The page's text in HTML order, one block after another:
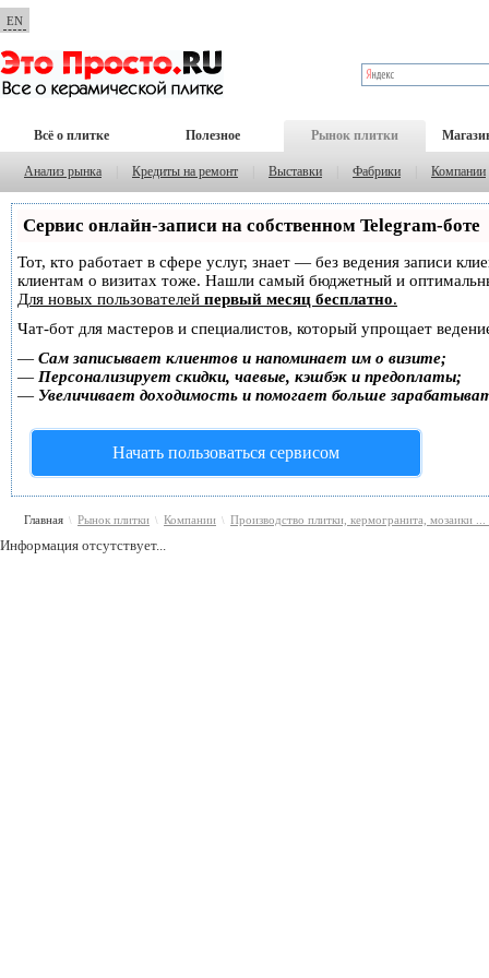
EN
Всё о плитке Полезное Рынок плитки
Анализ рынка Кредиты на ремонт Выставки Фабрики Компании
Сервис онлайн-записи на собственном Telegram-боте
Тот, кто работает в сфере услуг, знает — без ведения записи
клиентам о визитах тоже. Нашли самый бюджетный и
Для новых пользователей первый месяц бесплатно.
Чат-бот для мастеров и специалистов, который упрощает
— Сам записывает клиентов и напоминает им о визите;
— Персонализирует скидки, чаевые, кэшбэк и предоплаты;
— Увеличивает доходимость и помогает больше
Начать пользоваться сервисом
Главная \ Рынок плитки \ Компании \ Производство плитки, кермогранита, мозаики ...
Информация отсутствует...